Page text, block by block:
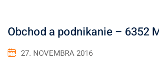
Obchod a podnikanie – 6352
27. NOVEMBRA 2016